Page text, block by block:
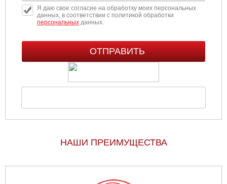
Челябинск
Ярославль
Я даю свое согласие на обработку моих персональных
данных, в соответствии с политикой обработки
персональныхданных.
НАШИ ПРЕИМУЩЕСТВА